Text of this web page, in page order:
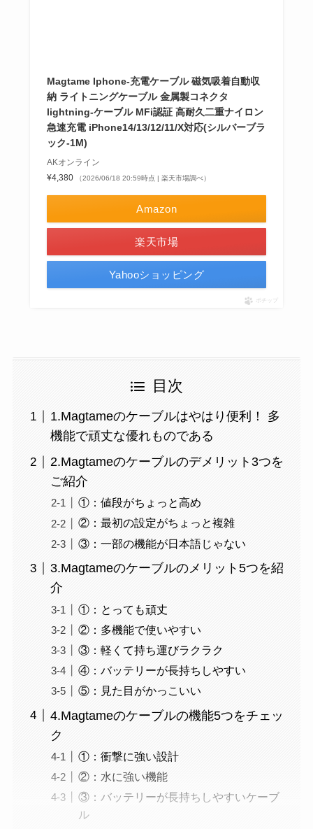
Magtame Iphone-充電ケーブル 磁気吸着自動収
納 ライトニングケーブル 金属製コネクタ
lightning-ケーブル MFi認証 高耐久二重ナイロン
急速充電 iPhone14/13/12/11/X対応(シルバーブラ
ック-1M)
AKオンライン
¥4,380
（2026/06/18 20:59時点 | 楽天市場調べ）
Amazon
楽天市場
Yahooショッピング
ポチップ
目次
1.Magtameのケーブルはやはり便利！ 多
機能で頑丈な優れものである
2.Magtameのケーブルのデメリット3つを
ご紹介
①：値段がちょっと高め
②：最初の設定がちょっと複雑
③：一部の機能が日本語じゃない
3.Magtameのケーブルのメリット5つを紹
介
①：とっても頑丈
②：多機能で使いやすい
③：軽くて持ち運びラクラク
④：バッテリーが長持ちしやすい
⑤：見た目がかっこいい
4.Magtameのケーブルの機能5つをチェッ
ク
①：衝撃に強い設計
②：水に強い機能
③：バッテリーが長持ちしやすいケーブ
ル